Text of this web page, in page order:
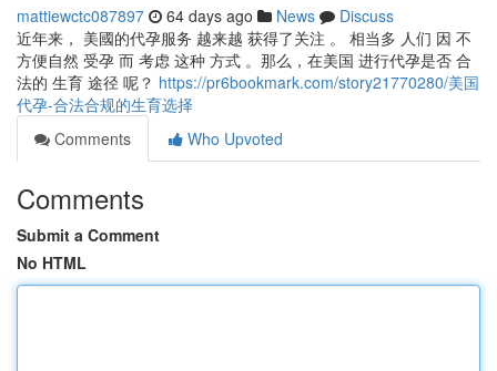
mattiewctc087897 64 days ago News
Discuss
近年来， 美國的代孕服务 越来越 获得了关注 。 相当多 人们 因 不
方便自然 受孕 而 考虑 这种 方式 。那么，在美国 进行代孕是否 合
法的 生育 途径 呢？ https://pr6bookmark.com/story21770280/美国
代孕-合法合规的生育选择
Comments
Who Upvoted
Comments
Submit a Comment
No HTML